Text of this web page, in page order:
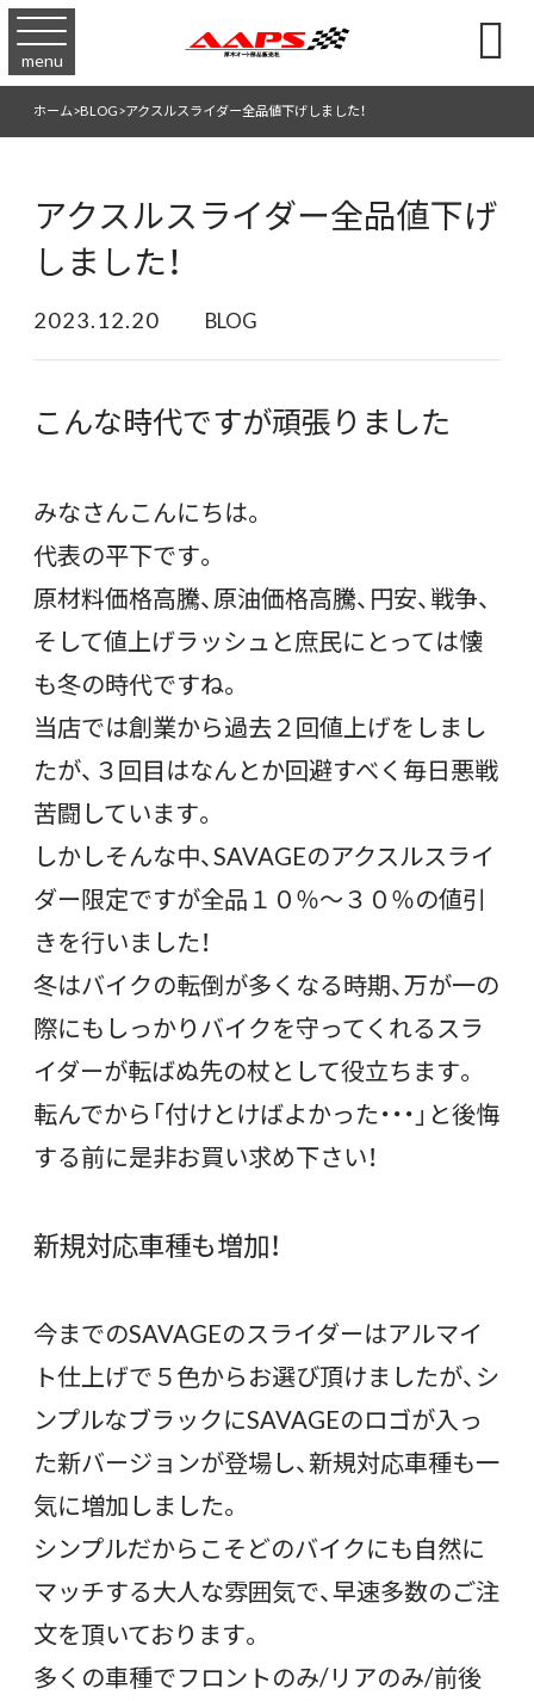
menu 
ホーム>BLOG>アクスルスライダー全品値下げしました！
アクスルスライダー全品値下げ
しました！
2023.12.20 BLOG
こんな時代ですが頑張りました
みなさんこんにちは。
代表の平下です。
原材料価格高騰、原油価格高騰、円安、戦争、
そして値上げラッシュと庶民にとっては懐
も冬の時代ですね。
当店では創業から過去２回値上げをしまし
たが、３回目はなんとか回避すべく毎日悪戦
苦闘しています。
しかしそんな中、SAVAGEのアクスルスライ
ダー限定ですが全品１０％～３０％の値引
きを行いました！
冬はバイクの転倒が多くなる時期、万が一の
際にもしっかりバイクを守ってくれるスラ
イダーが転ばぬ先の杖として役立ちます。
転んでから「付けとけばよかった・・・」と後悔
する前に是非お買い求め下さい！
新規対応車種も増加！
今までのSAVAGEのスライダーはアルマイ
ト仕上げで５色からお選び頂けましたが、シ
ンプルなブラックにSAVAGEのロゴが入っ
た新バージョンが登場し、新規対応車種も一
気に増加しました。
シンプルだからこそどのバイクにも自然に
マッチする大人な雰囲気で、早速多数のご注
文を頂いております。
多くの車種でフロントのみ/リアのみ/前後